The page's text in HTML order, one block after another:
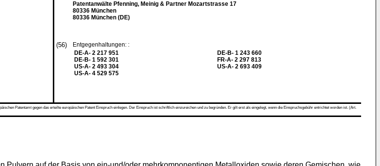
Patentanwälte Pfenning, Meinig & Partner Mozartstrasse 17
80336 München
80336 München (DE)
(56)
Entgegenhaltungen: :
DE-A- 2 217 951
DE-B- 1 592 301
US-A- 2 493 304
US-A- 4 529 575
DE-B- 1 243 660
FR-A- 2 297 813
US-A- 2 693 409
Patentamt gegen das erteilte europäischen Patent Einspruch einlegen. Der Einspruch ist schriftlich einzureichen und zu begründen. Er gilt erst als eingelegt, wenn die Einspruchsgebühr entrichtet worden ist. (Art.